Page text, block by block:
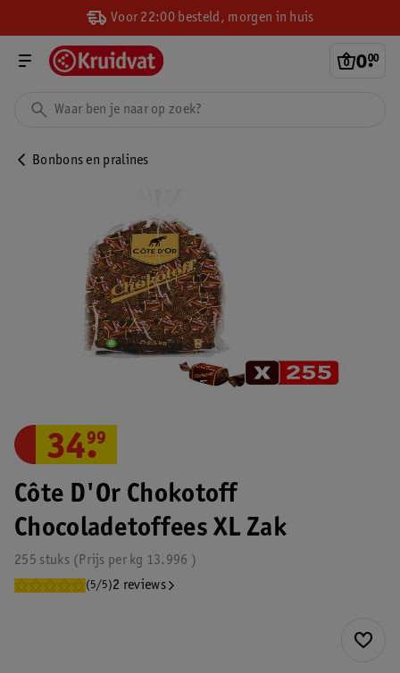
Voor 22:00 besteld, morgen in huis
0.
00
Bonbons en pralines
Côte D'Or Chokotoff
Chocoladetoffees XL Zak
255 stuks 13.996
Prijs per kg
(5/5)2 reviews
34.
99